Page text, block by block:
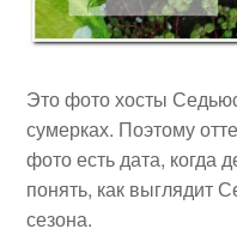
Это фото хосты
сумерках. Поэтому
фото есть дата, когда
понять, как выглядит
сезона.